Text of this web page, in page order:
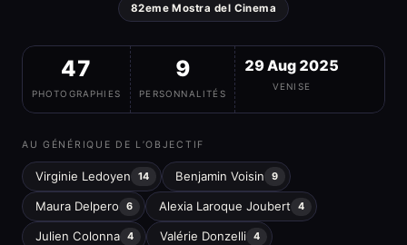
82eme Mostra del Cinema
47
PHOTOGRAPHIES
9
PERSONNALITÉS
29 Aug 2025
VENISE
AU GÉNÉRIQUE DE L’OBJECTIF
Virginie Ledoyen 14 Benjamin Voisin 9
Maura Delpero 6 Alexia Laroque Joubert 4
Julien Colonna 4 Valérie Donzelli 4